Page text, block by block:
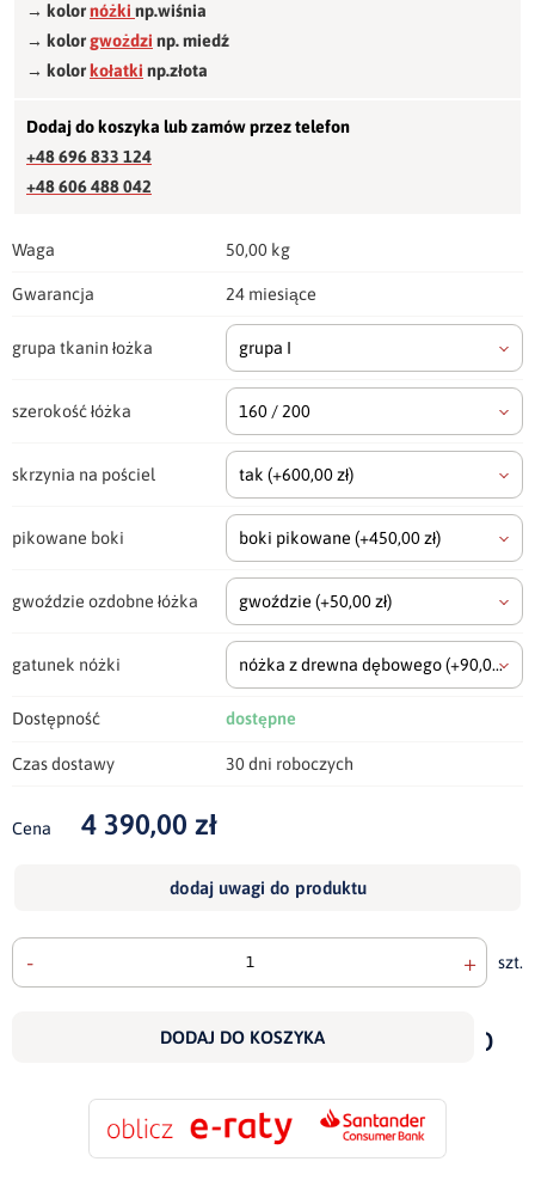
→ kolornóżki np.wiśnia
→ kolorgwożdzi np. miedź
→ kolorkołatki np.złota
Dodaj do koszyka lub zamów przez telefon
+48 696 833 124
+48 606 488 042
Waga 50,00 kg
Gwarancja 24 miesiące
grupa tkanin łożka grupa I
szerokość łóżka 160 / 200
skrzynia na pościel tak (+600,00 zł)
pikowane boki boki pikowane (+450,00 zł)
gwoździe ozdobne łóżka gwoździe (+50,00 zł)
gatunek nóżki nóżka z drewna dębowego(+90,00 zł)
Dostępność dostępne
Czas dostawy 30 dni roboczych
Cena 4 390,00 zł
dodaj uwagi do produktu
- + szt.
DODAJ DO KOSZYKA
do